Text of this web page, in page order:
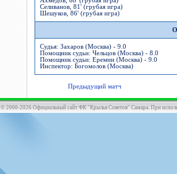
Селиванов, 81' (грубая игра)
Шешуков, 86' (грубая игра)
Судья: Захаров (Москва) - 9.0
Помощник судьи: Чельцов (Москва) - 8.0
Помощник судьи: Еремин (Москва) - 9.0
Инспектор: Богомолов (Москва)
Предыдущий матч
© 2000-2026 Официальный сайт ФК "Крылья Советов" Самара. При